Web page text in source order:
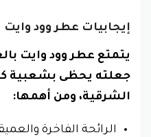
إيجابيات عطر وود وايت
يتمتع عطر وود وايت
جعلته يحظى بشعبية
الشرقية، ومن أهمها:
الرائحة الفاخرة